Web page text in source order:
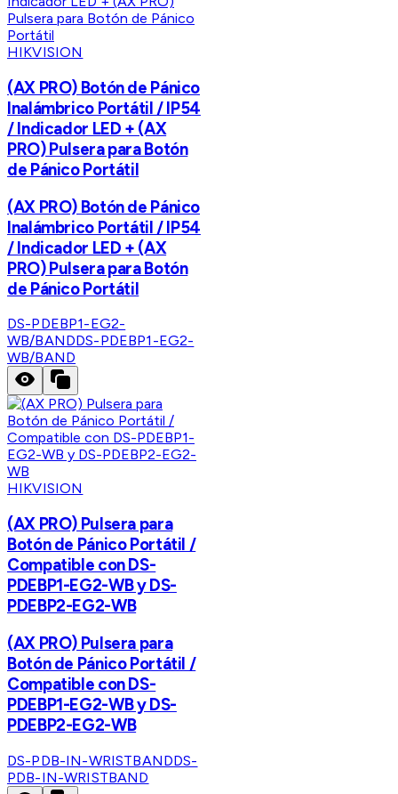
HIKVISION
(AX PRO) Botón de Pánico
Inalámbrico Portátil / IP54
/ Indicador LED + (AX
PRO) Pulsera para Botón
de Pánico Portátil
(AX PRO) Botón de Pánico
Inalámbrico Portátil / IP54
/ Indicador LED + (AX
PRO) Pulsera para Botón
de Pánico Portátil
DS-PDEBP1-EG2-
WB/BANDDS-PDEBP1-EG2-
WB/BAND
HIKVISION
(AX PRO) Pulsera para
Botón de Pánico Portátil /
Compatible con DS-
PDEBP1-EG2-WB y DS-
PDEBP2-EG2-WB
(AX PRO) Pulsera para
Botón de Pánico Portátil /
Compatible con DS-
PDEBP1-EG2-WB y DS-
PDEBP2-EG2-WB
DS-PDB-IN-WRISTBANDDS-
PDB-IN-WRISTBAND